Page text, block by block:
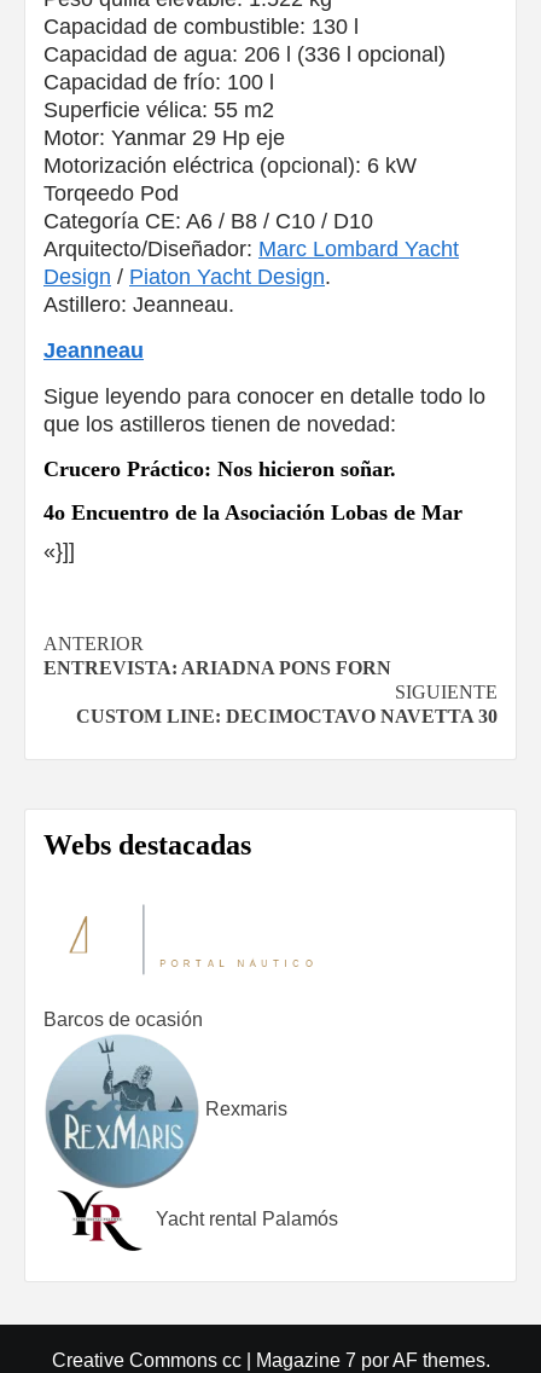
Capacidad de combustible: 130 l
Capacidad de agua: 206 l (336 l opcional)
Capacidad de frío: 100 l
Superficie vélica: 55 m2
Motor: Yanmar 29 Hp eje
Motorización eléctrica (opcional): 6 kW
Torqeedo Pod
Categoría CE: A6 / B8 / C10 / D10
Arquitecto/Diseñador: Marc Lombard Yacht
Design / Piaton Yacht Design.
Astillero: Jeanneau.
Jeanneau
Sigue leyendo para conocer en detalle todo lo
que los astilleros tienen de novedad:
Crucero Práctico: Nos hicieron soñar.
4o Encuentro de la Asociación Lobas de Mar
«}]]
Navegación
ANTERIOR
ENTREVISTA: ARIADNA PONS FORN
SIGUIENTE
CUSTOM LINE: DECIMOCTAVO NAVETTA 30
Webs destacadas
Barcos de ocasión
Rexmaris
Yacht rental Palamós
Creative Commons cc Magazine 7 por AF themes.